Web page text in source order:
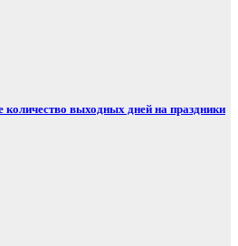
выходных дней на праздники